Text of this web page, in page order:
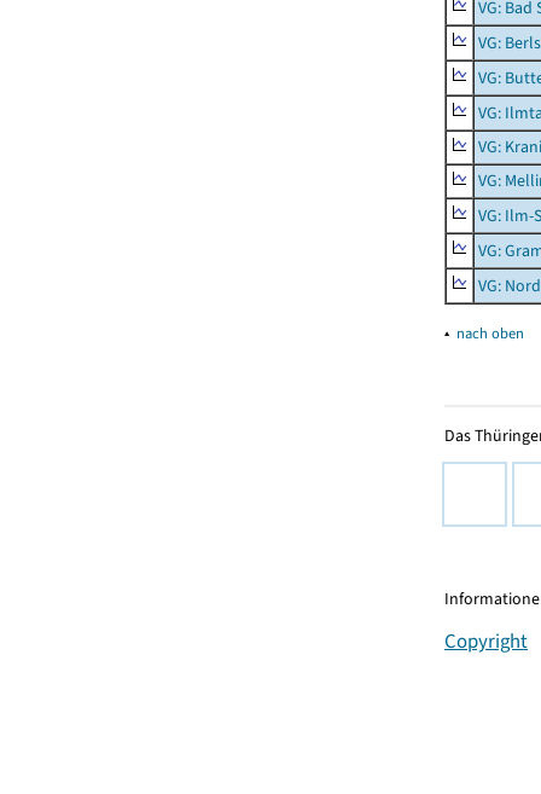
VG: Bad
VG:
VG:
VG:
VG:
VG:
VG: Ilm-
VG:
VG:
▴ nach oben
Das
Copyright